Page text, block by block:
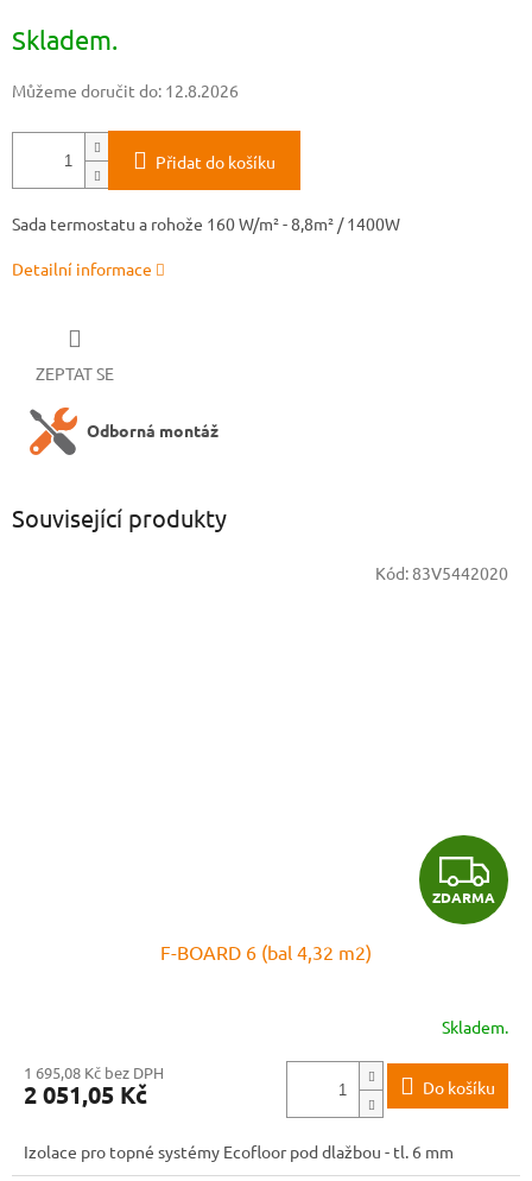
cena:
Skladem.
Můžeme doručit do: 12.8.2026
Přidat do košíku
Sada termostatu a rohože 160 W/m² - 8,8m² / 1400W
Detailní informace
ZEPTAT SE
Odborná montáž
Související produkty
Z
D
R
M
A
ZDARMA
F-BOARD 6 (bal 4,32 m2)
Skladem.
1 695,08 Kč bez DPH
2 051,05 Kč Do košíku
Izolace pro topné systémy Ecofloor pod dlažbou - tl. 6 mm
Kód:83V5442020